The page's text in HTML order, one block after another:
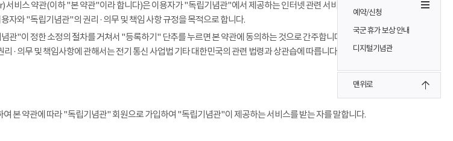
예약/신청
국군 휴가 보상 안내
디지털기념관
맨위로
비스 약관(이하 "본 약관"이라 합니다)은 이용자가 "독립기념관"에서 제공하는 인터넷 관련 서비스(이하
자와 "독립기념관"의 권리 · 의무 및 책임 사항 규정을 목적으로 합니다.
관"이 정한 소정의 절차를 거쳐서 "등록하기" 단추를 누르면 본 약관에 동의하는 것으로 간주합니다. 본 약관에 정하는
· 의무 및 책임사항에 관해서는 전기 통신 사업법 기타 대한민국의 관련 법령과 상관습에 따릅니다.
본 약관에 따라 "독립기념관" 회원으로 가입하여 "독립기념관"이 제공하는 서비스를 받는 자를 말합니다.